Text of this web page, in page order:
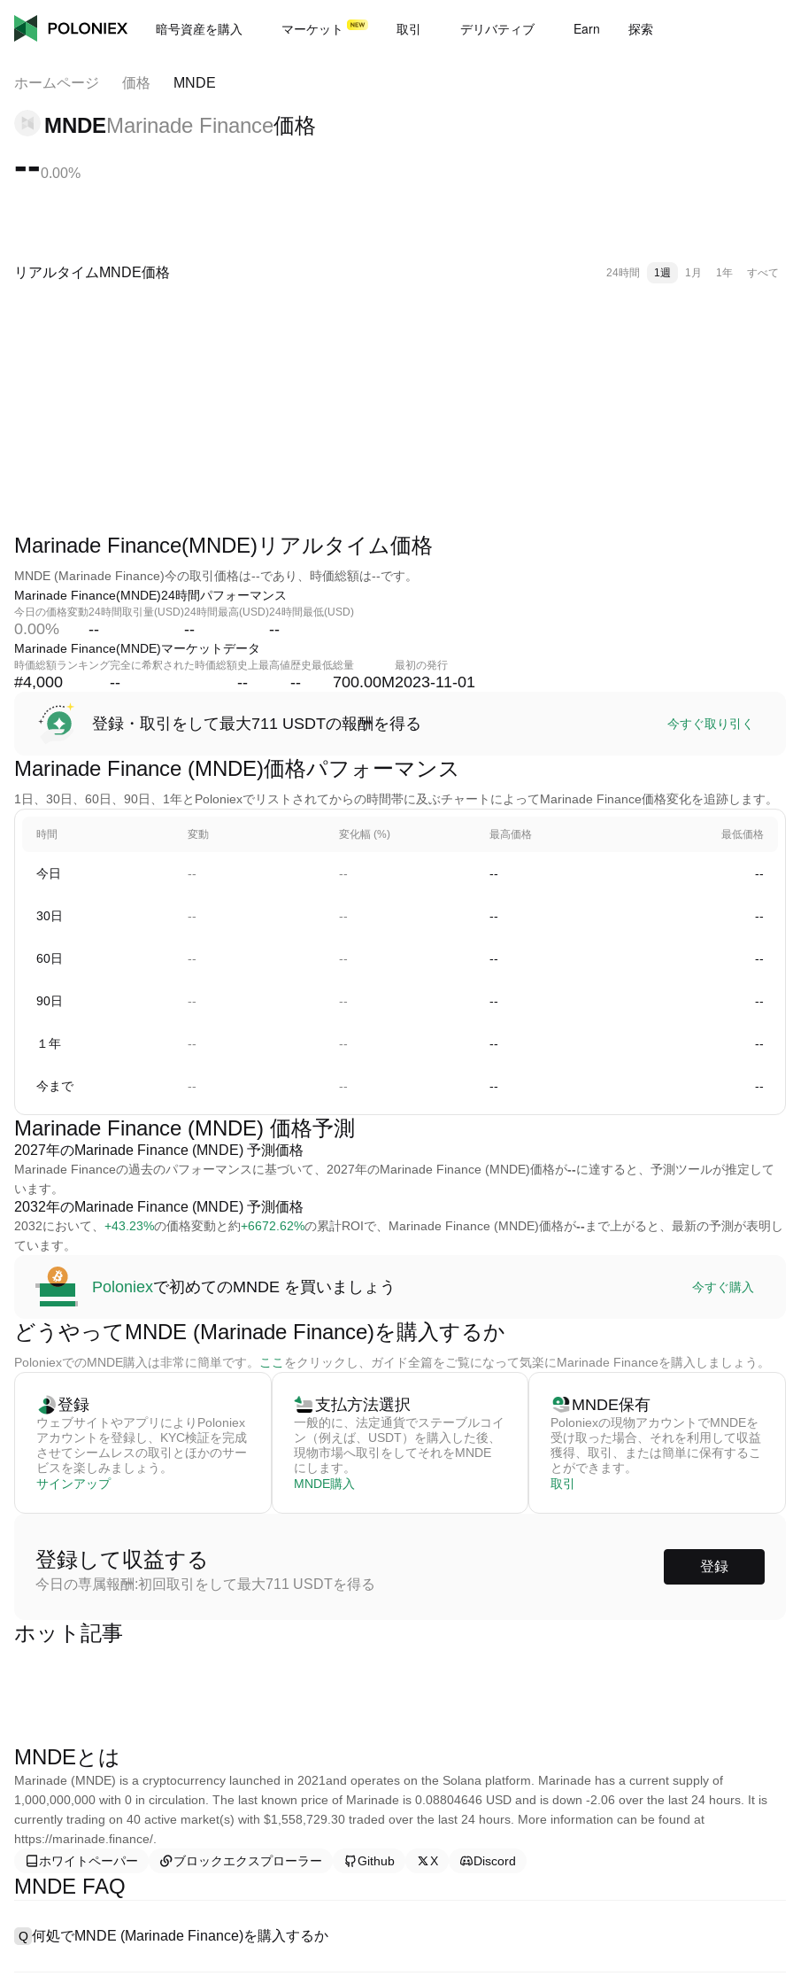
暗号資産を購入 マーケット 取引 デリバティブ Earn 探索
ホームページ 価格 MNDE
MNDEMarinade Finance価格
--0.00%
リアルタイムMNDE価格 24時間 1週 1月 1年 すべて
Marinade Finance(MNDE)リアルタイム価格
MNDE (Marinade Finance)今の取引価格は--であり、時価総額は--です。
Marinade Finance(MNDE)24時間パフォーマンス
今日の価格変動
0.00%
24時間取引量(USD)
--
24時間最高(USD)
--
24時間最低(USD)
--
Marinade Finance(MNDE)マーケットデータ
時価総額ランキング
#4,000
完全に希釈された時価総額
--
史上最高値
--
歴史最低
--
総量
700.00M
最初の発行
2023-11-01
登録・取引をして最大711 USDTの報酬を得る 今すぐ取り引く
Marinade Finance (MNDE)価格パフォーマンス
1日、30日、60日、90日、1年とPoloniexでリストされてからの時間帯に及ぶチャートによってMarinade Finance価格変化を追跡します。
時間 変動 変化幅 (%) 最高価格 最低価格
今日 -- -- -- --
30日 -- -- -- --
60日 -- -- -- --
90日 -- -- -- --
１年 -- -- -- --
今まで -- -- -- --
Marinade Finance (MNDE) 価格予測
2027年のMarinade Finance (MNDE) 予測価格
Marinade Financeの過去のパフォーマンスに基づいて、2027年のMarinade Finance (MNDE)価格が--に達すると、予測ツールが推定して
います。
2032年のMarinade Finance (MNDE) 予測価格
2032において、 +43.23%の価格変動と約+6672.62%の累計ROIで、Marinade Finance (MNDE)価格が-- まで上がると、最新の予測が表明し
ています。
Poloniexで初めてのMNDE を買いましょう 今すぐ購入
どうやってMNDE (Marinade Finance)を購入するか
PoloniexでのMNDE購入は非常に簡単です。 ここ をクリックし、ガイド全篇をご覧になって気楽にMarinade Financeを購入しましょう。
登録
ウェブサイトやアプリによりPoloniex
アカウントを登録し、KYC検証を完成
させてシームレスの取引とほかのサー
ビスを楽しみましょう。
サインアップ
支払方法選択
一般的に、法定通貨でステーブルコイ
ン（例えば、USDT）を購入した後、
現物市場へ取引をしてそれをMNDE
にします。
MNDE購入
MNDE保有
Poloniexの現物アカウントでMNDEを
受け取った場合、それを利用して収益
獲得、取引、または簡単に保有するこ
とができます。
取引
登録して収益する
今日の専属報酬:初回取引をして最大711 USDTを得る
登録
ホット記事
MNDEとは
Marinade (MNDE) is a cryptocurrency launched in 2021and operates on the Solana platform. Marinade has a current supply of
1,000,000,000 with 0 in circulation. The last known price of Marinade is 0.08804646 USD and is down -2.06 over the last 24 hours. It is
currently trading on 40 active market(s) with $1,558,729.30 traded over the last 24 hours. More information can be found at
https://marinade.finance/.
ホワイトペーパー
ブロックエクスプローラー Github X Discord
MNDE FAQ
Q 何処でMNDE (Marinade Finance)を購入するか